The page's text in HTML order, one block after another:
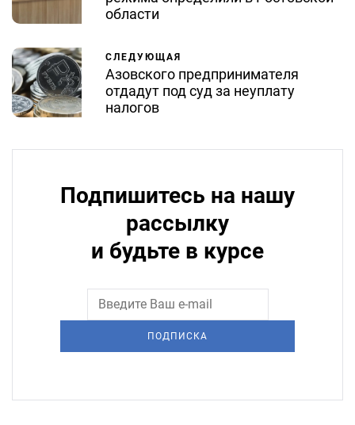
области
СЛЕДУЮЩАЯ
Азовского предпринимателя
отдадут под суд за неуплату
налогов
Подпишитесь на нашу
рассылку
и будьте в курсе
ПОДПИСКА